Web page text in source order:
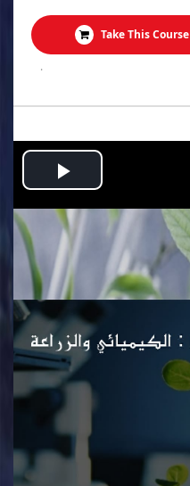
Take This Course
.
Play
Video